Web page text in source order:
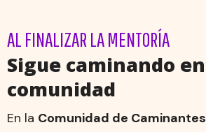
AL FINALIZAR LA MENTORÍA
Sigue caminando en
comunidad
En la Comunidad de Caminantes